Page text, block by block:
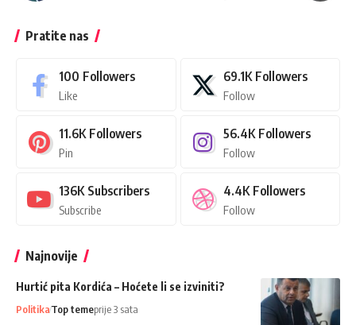
Pratite nas
100 Followers
Like
69.1K Followers
Follow
11.6K Followers
Pin
56.4K Followers
Follow
136K Subscribers
Subscribe
4.4K Followers
Follow
Najnovije
Hurtić pita Kordića – Hoćete li se izviniti?
PolitikaTop temeprije 3 sata